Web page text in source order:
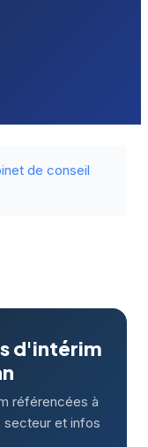
de conseil
d'intérim
référencées à
secteur et infos